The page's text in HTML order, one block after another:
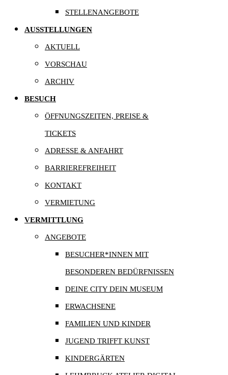
STELLENANGEBOTE
AUSSTELLUNGEN
AKTUELL
VORSCHAU
ARCHIV
BESUCH
ÖFFNUNGSZEITEN, PREISE &
TICKETS
ADRESSE & ANFAHRT
BARRIEREFREIHEIT
KONTAKT
VERMIETUNG
VERMITTLUNG
ANGEBOTE
BESUCHER*INNEN MIT
BESONDEREN BEDÜRFNISSEN
DEINE CITY DEIN MUSEUM
ERWACHSENE
FAMILIEN UND KINDER
JUGEND TRIFFT KUNST
KINDERGÄRTEN